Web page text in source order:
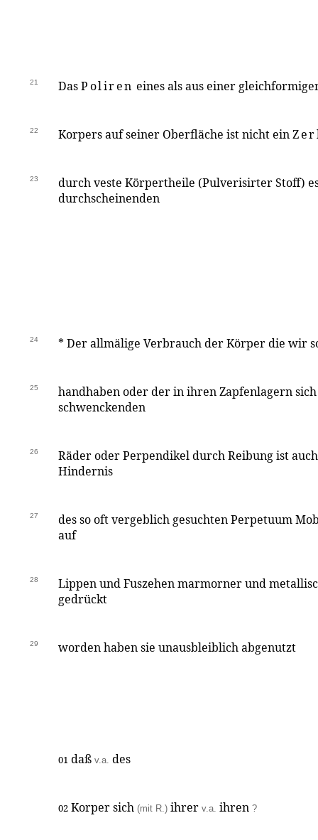
21 DasPoliren eines als aus einer
22 Korpers auf seiner Oberfläche ist nicht ein
23
durch veste Körpertheile (Pulverisirter Stoff)
durchscheinenden
24 * Der allmälige Verbrauch der Körper die wir
25
handhaben oder der in ihren Zapfenlagern
schwenckenden
26
Räder oder Perpendikel durch Reibung ist
Hindernis
27
des so oft vergeblich gesuchten Perpetuum
auf
28
Lippen und Fuszehen marmorner und
gedrückt
29 worden haben sie unausbleiblich abgenutzt
01 daß v.a. des
02 Korper sich (mit R.) ihrer v.a. ihren ?